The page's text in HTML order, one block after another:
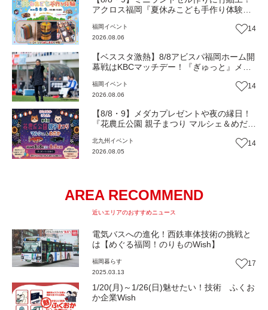
アクロス福岡『夏休みこども手作り体験』
中央区）【イベント】
福岡 イベント
2026.08.06
14
【ベススタ激熱】8/8アビスパ福岡ホーム開
幕戦はKBCマッチデー！『ぎゅっと』メン
福岡 イベント
2026.08.06
14
【8/8・9】メダカプレゼントや夜の縁日！
『花農丘公園 親子まつり マルシェ＆めだ
北九州 イベント
2026.08.05
14
AREA RECOMMEND
近いエリアのおすすめニュース
電気バスへの進化！西鉄車体技術の挑戦と
は【めぐる福岡！のりものWish】
福岡暮らす
2025.03.13
17
1/20(月)～1/26(日)魅せたい！技術 ふくお
か企業Wish